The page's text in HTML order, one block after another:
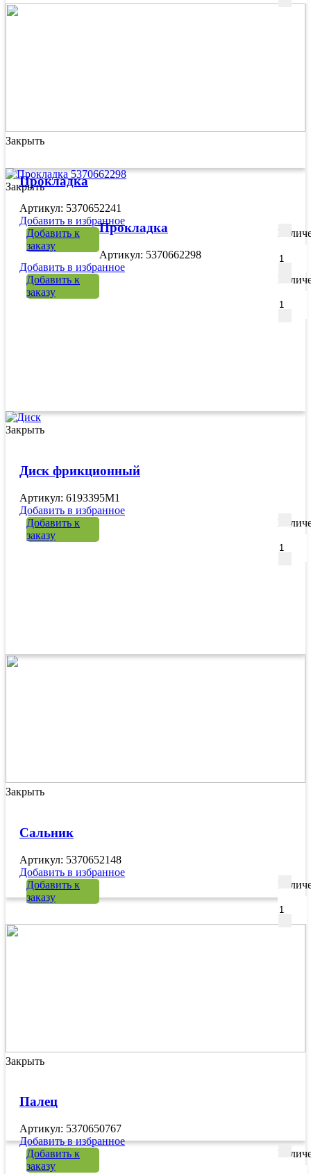
Закрыть
Прокладка
Артикул: 5370652241
Добавить в избранное
Добавить к
заказу
Закрыть
Прокладка
Артикул: 5370662298
Добавить в избранное
Добавить к
заказу
Закрыть
Диск фрикционный
Артикул: 6193395M1
Добавить в избранное
Добавить к
заказу
Закрыть
Сальник
Артикул: 5370652148
Добавить в избранное
Добавить к
заказу
Закрыть
Палец
Артикул: 5370650767
Добавить в избранное
Добавить к
заказу